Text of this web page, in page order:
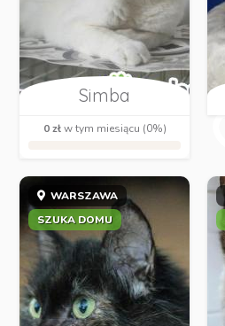
Simba
0 złw tym miesiącu (0%)
WARSZAWA
SZUKA DOMU